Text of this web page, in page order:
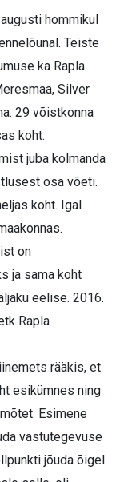
hommikul
Teiste
ka Rapla
Silver
29 võistkonna
koht.
juba kolmanda
osa võeti.
koht. Igal
on
ja sama koht
eelise. 2016.
Rapla
rääkis, et
esikümnes ning
Esimene
vastutegevuse
jõuda õigel